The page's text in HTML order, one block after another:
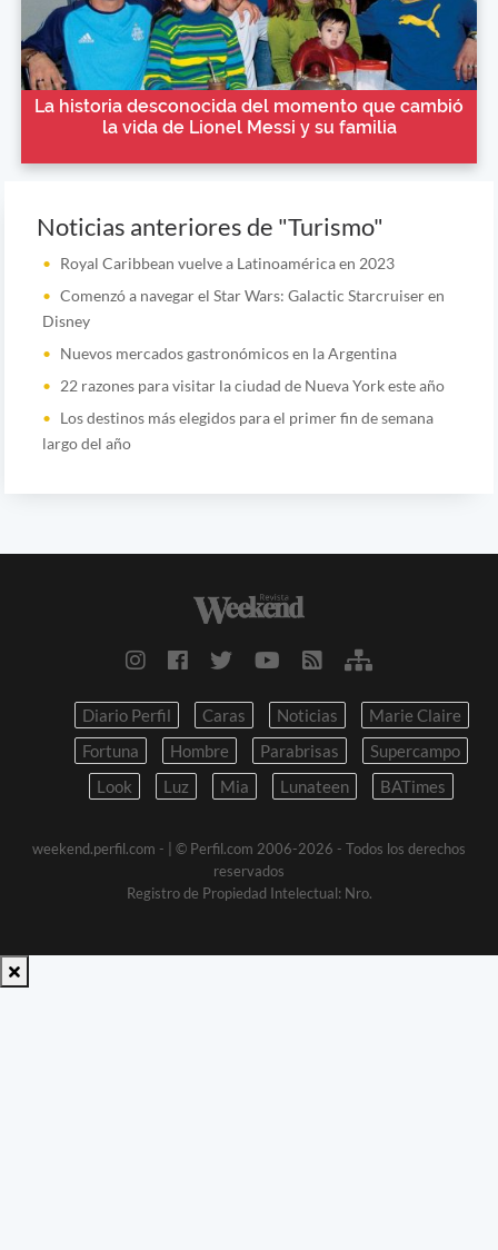
La historia desconocida del momento que cambió
la vida de Lionel Messi y su familia
Noticias anteriores de "Turismo"
Royal Caribbean vuelve a Latinoamérica en 2023
Comenzó a navegar el Star Wars: Galactic Starcruiser en
Disney
Nuevos mercados gastronómicos en la Argentina
22 razones para visitar la ciudad de Nueva York este año
Los destinos más elegidos para el primer fin de semana
largo del año
Diario Perfil Caras Noticias
Marie Claire
Fortuna
Hombre Parabrisas
Supercampo
Look
Luz Mia Lunateen BATimes
weekend.perfil.com -
| © Perfil.com 2006-2026 - Todos los derechos
reservados
Registro de Propiedad Intelectual: Nro.